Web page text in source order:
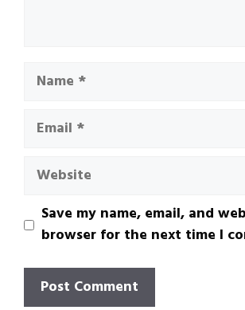
Name
Email
Website
Save my name, email, and
browser for the next time I